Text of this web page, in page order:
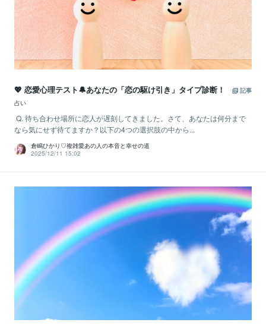
💖 恋愛心理テスト🔔あなたの「恋の駆け引き」タイプ診断！
記事
占い
Q. 待ち合わせ場所に恋人が遅刻してきました。さて、あなたは何分まで
なら気にせず待てますか？以下の4つの選択肢の中から...
倉嶋ひかり♡複雑愛あの人の本音と幸せの道
2025/12/11 15:02